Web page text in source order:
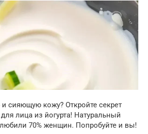
сияющую кожу? Откройте секрет
лица из йогурта! Натуральный
70% женщин. Попробуйте и вы!